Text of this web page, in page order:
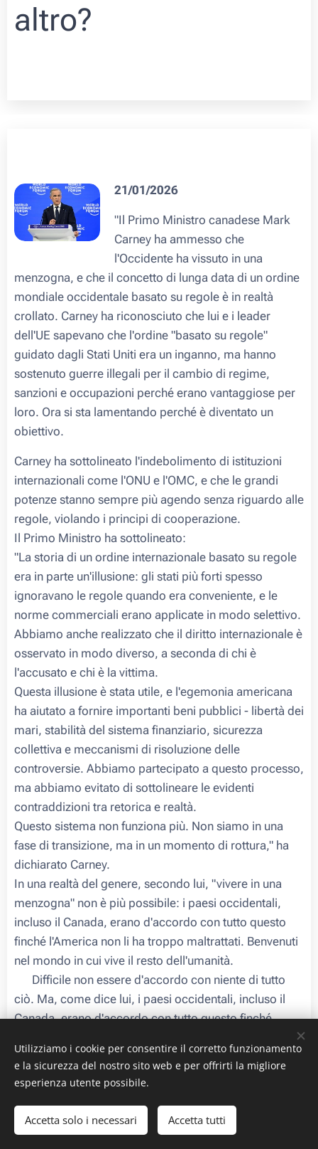
altro?
21/01/2026
"Il Primo Ministro canadese Mark
Carney ha ammesso che
l'Occidente ha vissuto in una
menzogna, e che il concetto di lunga data di un ordine
mondiale occidentale basato su regole è in realtà
crollato. Carney ha riconosciuto che lui e i leader
dell'UE sapevano che l'ordine "basato su regole"
guidato dagli Stati Uniti era un inganno, ma hanno
sostenuto guerre illegali per il cambio di regime,
sanzioni e occupazioni perché erano vantaggiose per
loro. Ora si sta lamentando perché è diventato un
obiettivo.
Carney ha sottolineato l'indebolimento di istituzioni
internazionali come l'ONU e l'OMC, e che le grandi
potenze stanno sempre più agendo senza riguardo alle
regole, violando i principi di cooperazione.
Il Primo Ministro ha sottolineato:
"La storia di un ordine internazionale basato su regole
era in parte un'illusione: gli stati più forti spesso
ignoravano le regole quando era conveniente, e le
norme commerciali erano applicate in modo selettivo.
Abbiamo anche realizzato che il diritto internazionale è
osservato in modo diverso, a seconda di chi è
l'accusato e chi è la vittima.
Questa illusione è stata utile, e l'egemonia americana
ha aiutato a fornire importanti beni pubblici - libertà dei
mari, stabilità del sistema finanziario, sicurezza
collettiva e meccanismi di risoluzione delle
controversie. Abbiamo partecipato a questo processo,
ma abbiamo evitato di sottolineare le evidenti
contraddizioni tra retorica e realtà.
Questo sistema non funziona più. Non siamo in una
fase di transizione, ma in un momento di rottura," ha
dichiarato Carney.
In una realtà del genere, secondo lui, "vivere in una
menzogna" non è più possibile: i paesi occidentali,
incluso il Canada, erano d'accordo con tutto questo
finché l'America non li ha troppo maltrattati. Benvenuti
nel mondo in cui vive il resto dell'umanità.
✨ Difficile non essere d'accordo con niente di tutto
ciò. Ma, come dice lui, i paesi occidentali, incluso il
Canada, erano d'accordo con tutto questo finché
mondo in cui vive il resto dell'umanità.
Fonte: Lord of war (canale Telegram)
Utilizziamo i cookie per consentire il corretto funzionamento
e la sicurezza del nostro sito web e per offrirti la migliore
esperienza utente possibile.
Accetta solo i necessari Accetta tutti